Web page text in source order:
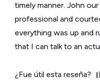
timely manner. John
professional and
everything was up and
that I can talk to an
¿Fue útil esta reseña?